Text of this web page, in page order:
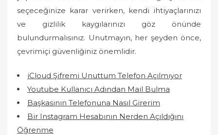
seçeceğinize karar verirken, kendi ihtiyaçlarınızı
ve gizlilik kaygılarınızı göz önünde
bulundurmalısınız. Unutmayın, her şeyden önce,
çevrimiçi güvenliğiniz önemlidir.
iCloud Şifremi Unuttum Telefon Açılmıyor
Youtube Kullanıcı Adından Mail Bulma
Başkasının Telefonuna Nasıl Girerim
Bir Instagram Hesabının Nerden Açıldığını
Öğrenme